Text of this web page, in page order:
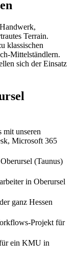
Terrain.
klassischen
Mittelständlern.
sich der Einsatz
unseren
Microsoft 365
(Taunus)
in Oberursel
ganz Hessen
Projekt für
ein KMU in